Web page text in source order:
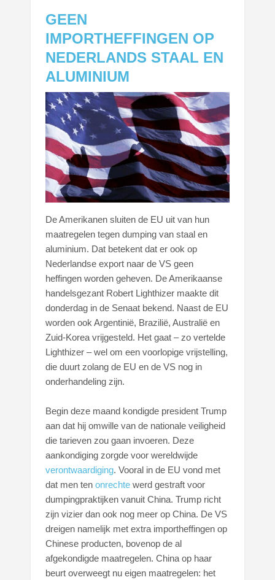
GEEN
IMPORTHEFFINGEN OP
NEDERLANDS STAAL EN
ALUMINIUM
De Amerikanen sluiten de EU uit van hun
maatregelen tegen dumping van staal en
aluminium. Dat betekent dat er ook op
Nederlandse export naar de VS geen
heffingen worden geheven. De Amerikaanse
handelsgezant Robert Lighthizer maakte dit
donderdag in de Senaat bekend. Naast de EU
worden ook Argentinië, Brazilië, Australië en
Zuid-Korea vrijgesteld. Het gaat – zo vertelde
Lighthizer – wel om een voorlopige vrijstelling,
die duurt zolang de EU en de VS nog in
onderhandeling zijn.
Begin deze maand kondigde president Trump
aan dat hij omwille van de nationale veiligheid
die tarieven zou gaan invoeren. Deze
aankondiging zorgde voor wereldwijde
verontwaardiging. Vooral in de EU vond met
dat men tenonrechte werd gestraft voor
dumpingpraktijken vanuit China. Trump richt
zijn vizier dan ook nog meer op China. De VS
dreigen namelijk met extra importheffingen op
Chinese producten, bovenop de al
afgekondigde maatregelen. China op haar
beurt overweegt nu eigen maatregelen: het